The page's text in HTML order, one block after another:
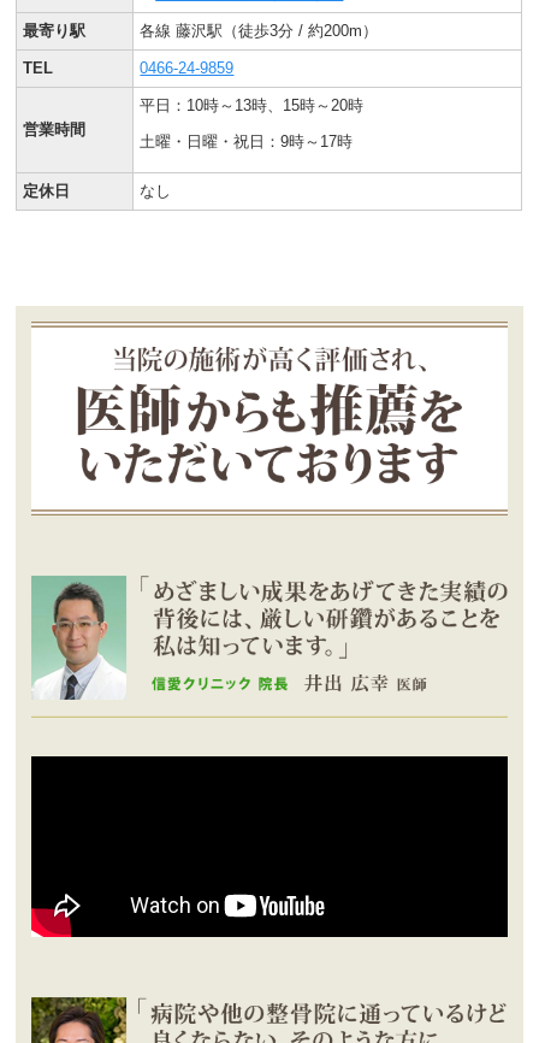
最寄り駅 各線 藤沢駅（徒歩3分 / 約200m）
TEL 0466-24-9859
営業時間
平日：10時～13時、15時～20時
土曜・日曜・祝日：9時～17時
定休日 なし